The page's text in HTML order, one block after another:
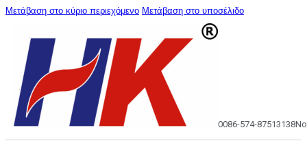
Μετάβαση στο κύριο περιεχόμενο Μετάβαση στο υποσέλιδο
0086-574-87513138